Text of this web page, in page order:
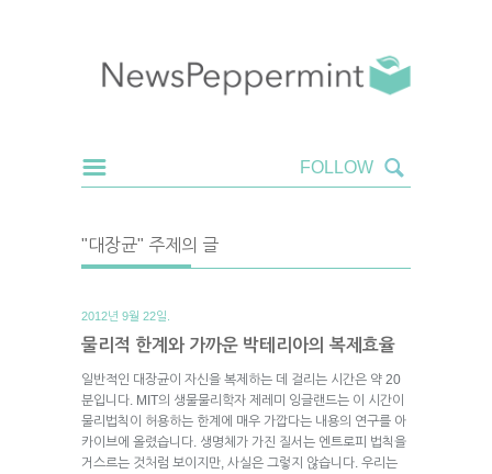
"대장균" 주제의 글
2012년 9월 22일.
물리적 한계와 가까운 박테리아의 복제효율
일반적인 대장균이 자신을 복제하는 데 걸리는 시간은 약 20
분입니다. MIT의 생물물리학자 제레미 잉글랜드는 이 시간이
물리법칙이 허용하는 한계에 매우 가깝다는 내용의 연구를 아
카이브에 올렸습니다. 생명체가 가진 질서는 엔트로피 법칙을
거스르는 것처럼 보이지만, 사실은 그렇지 않습니다. 우리는